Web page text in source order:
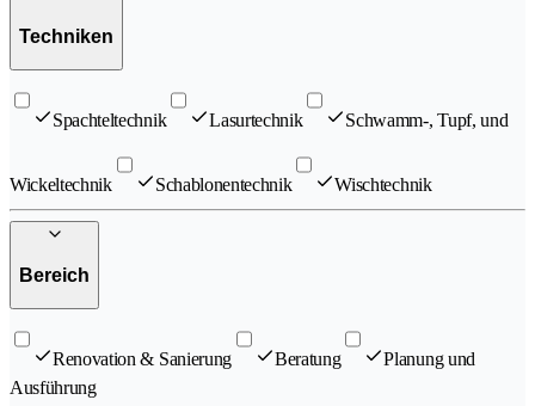
Techniken
Spachteltechnik Lasurtechnik Schwamm-, Tupf, und
Wickeltechnik Schablonentechnik Wischtechnik
Bereich
Renovation & Sanierung Beratung
Planung und
Ausführung